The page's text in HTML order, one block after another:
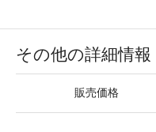
その他の詳細情報
販売価格